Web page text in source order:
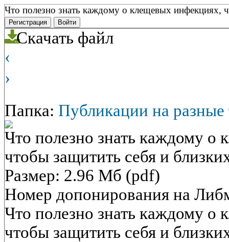
Что полезно знать каждому о клещевых инфекциях,
Регистрация Войти
Скачать файл
‹
›
Папка: Публикации на
Что полезно знать каждому о
чтобы защитить себя и
Размер: 2.96 Мб (pdf)
Номер допонирования на
Что полезно знать каждому о
чтобы защитить себя и